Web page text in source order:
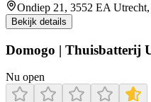
Ondiep 21, 3552 EA
Bekijk details
Domogo | Thuisbatterij
Nu open